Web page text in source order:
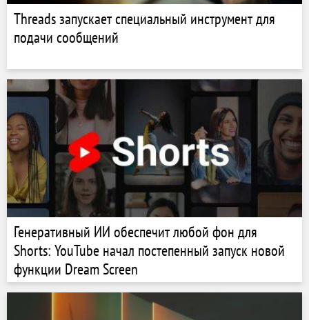
Threads запускает специальный инструмент для
подачи сообщений
Генеративный ИИ обеспечит любой фон для
Shorts: YouTube начал постепенный запуск новой
функции Dream Screen